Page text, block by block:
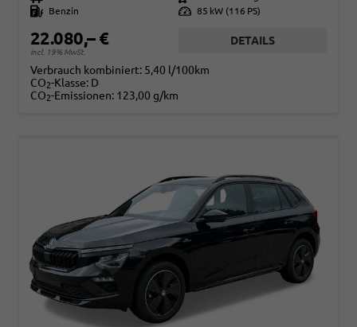
Kraftstoff
Benzin Leistung 85 kW (116 PS)
22.080,– €
incl. 19% MwSt.
DETAILS
Verbrauch kombiniert: 5,40 l/100km
CO2-Klasse: D
CO2-Emissionen: 123,00 g/km